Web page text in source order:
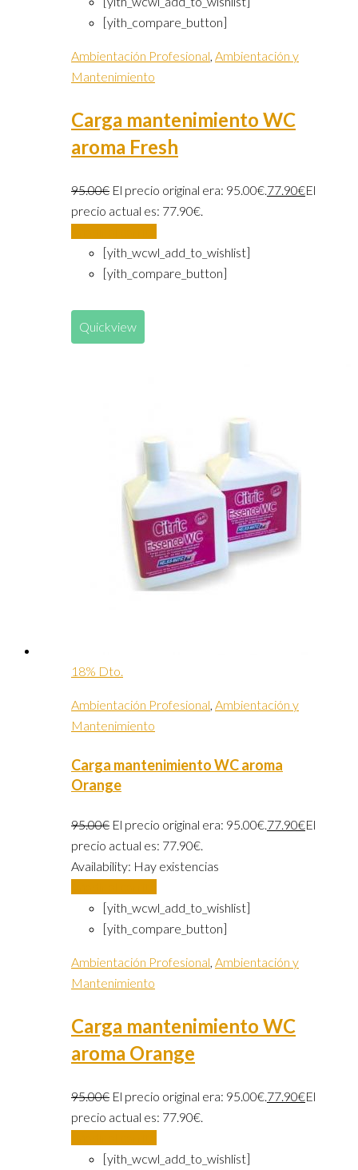
[yith_compare_button]
Ambientación Profesional Ambientación y
Mantenimiento
Carga mantenimiento WC
aroma Fresh
95.00€ El precio original era: 95.00€. 77.90€El
precio actual es: 77.90€.
[yith_wcwl_add_to_wishlist]
[yith_compare_button]
Quickview
18% Dto.
Ambientación Profesional Ambientación y
Mantenimiento
Carga mantenimiento WC aroma
Orange
95.00€ El precio original era: 95.00€. 77.90€El
precio actual es: 77.90€.
Availability: Hay existencias
[yith_wcwl_add_to_wishlist]
[yith_compare_button]
Ambientación Profesional Ambientación y
Mantenimiento
Carga mantenimiento WC
aroma Orange
95.00€ El precio original era: 95.00€. 77.90€El
precio actual es: 77.90€.
[yith_wcwl_add_to_wishlist]